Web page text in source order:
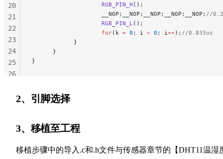
                    RGB_PIN_H
();
                    __NOP;__NOP;__NOP;__NOP;__NOP;
//
                    RGB_PIN_L
();
                    for
(k = 0 ; i < 0 ; i ++); //0.833us
            }
      }
}
20
21
22
23
24
25
26
2、引脚选择
3、移植至工程
移植步骤中的导入.c和.h文件与传感器章节的【DHT11温湿